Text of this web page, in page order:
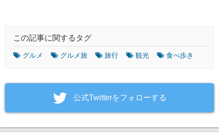
この記事に関するタグ
グルメ グルメ旅 旅行 観光 食べ歩き
‎公式Twitterをフォローする